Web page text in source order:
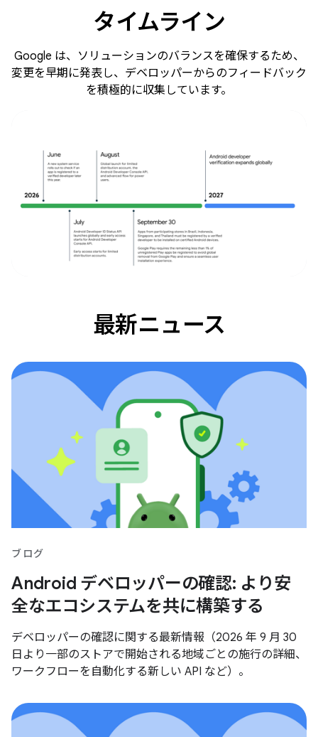
タイムライン
Google は、ソリューションのバランスを確保するため、
変更を早期に発表し、デベロッパーからのフィードバック
を積極的に収集しています。
最新ニュース
ブログ
Android デベロッパーの確認: より安
全なエコシステムを共に構築する
デベロッパーの確認に関する最新情報（2026 年 9 月 30
日より一部のストアで開始される地域ごとの施行の詳細、
ワークフローを自動化する新しい API など）。